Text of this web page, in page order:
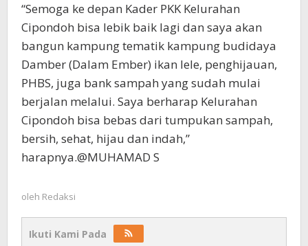
“Semoga ke depan Kader PKK Kelurahan
Cipondoh bisa lebik baik lagi dan saya akan
bangun kampung tematik kampung budidaya
Damber (Dalam Ember) ikan lele, penghijauan,
PHBS, juga bank sampah yang sudah mulai
berjalan melalui. Saya berharap Kelurahan
Cipondoh bisa bebas dari tumpukan sampah,
bersih, sehat, hijau dan indah,”
harapnya.@MUHAMAD S
oleh Redaksi
Ikuti Kami Pada